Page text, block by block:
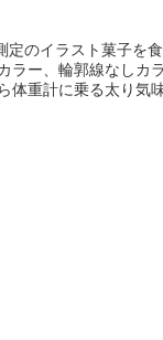
定のイラスト菓子を
ラー、輪郭線なしカ
体重計に乗る太り気